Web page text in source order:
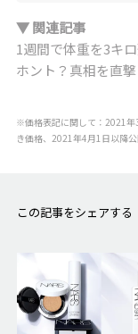
ク監修。「糖質
（青春出版社）
▼ 関連記事
1週間で体重を3キ
ホント？真相を直撃
※価格表記に関して：2021年
き価格、2021年4月1日以降
この記事をシェアする